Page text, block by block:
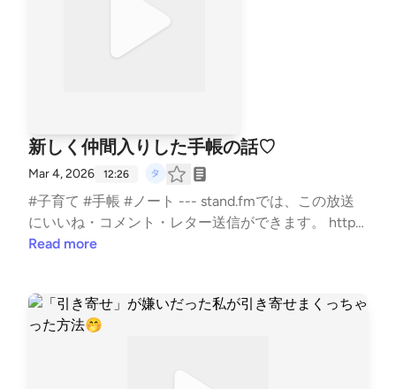
新しく仲間入りした手帳の話♡
Mar 4, 2026 12:26
#子育て #手帳 #ノート --- stand.fmでは、この放送
にいいね・コメント・レター送信ができます。 http
s://stand.fm/channels/5e0a1c5ee0b4ae817e2a30cf
Read more